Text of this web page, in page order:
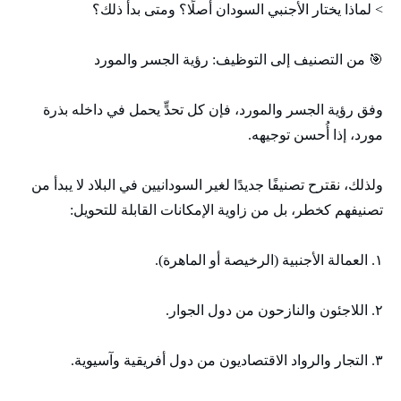
> لماذا يختار الأجنبي السودان أصلًا؟ ومتى بدأ ذلك؟
🎯 من التصنيف إلى التوظيف: رؤية الجسر والمورد
وفق رؤية الجسر والمورد، فإن كل تحدٍّ يحمل في داخله بذرة
مورد، إذا أُحسن توجيهه.
ولذلك، نقترح تصنيفًا جديدًا لغير السودانيين في البلاد لا يبدأ من
تصنيفهم كخطر، بل من زاوية الإمكانات القابلة للتحويل:
١. العمالة الأجنبية (الرخيصة أو الماهرة).
٢. اللاجئون والنازحون من دول الجوار.
٣. التجار والرواد الاقتصاديون من دول أفريقية وآسيوية.